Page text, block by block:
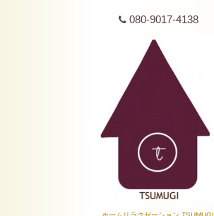
080-9017-4138